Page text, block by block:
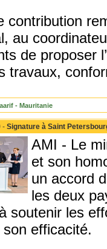
contribution
au
de proposer
travaux,
- Mauritanie
- Signature à Saint
AMI - Le
et son
un accord
les deux
soutenir les
efficacité.